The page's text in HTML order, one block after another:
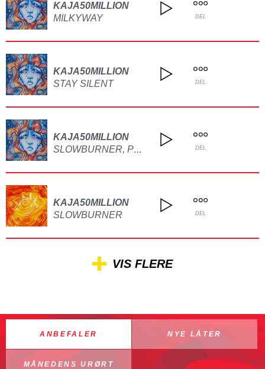
KAJA50MILLION
MILKYWAY
DEL
KAJA50MILLION
STAY SILENT
DEL
KAJA50MILLION
SLOWBURNER, PT. 2 DEL
KAJA50MILLION
SLOWBURNER
DEL
VIS FLERE
ANBEFALER NYE LÅTER
MÅNEDENS URØRT